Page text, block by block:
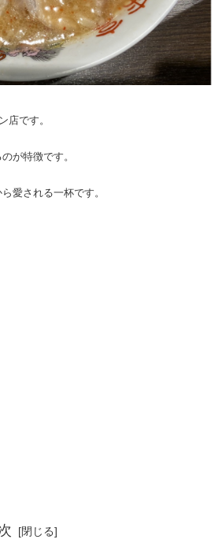
店です。
が特徴です。
愛される一杯です。